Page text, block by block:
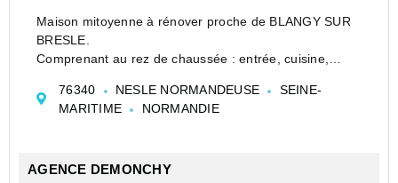
Maison mitoyenne à rénover proche de BLANGY SUR
BRESLE.
Comprenant au rez de chaussée : entrée, cuisine,
A l'étage : palier, bureau, chambre, salle de bains avec
wc et grenier.
76340 NESLE NORMANDEUSE
SEINE-
MARITIME
NORMANDIE
AGENCE DEMONCHY